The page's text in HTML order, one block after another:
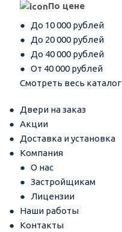
По цене
До 10 000 рублей
До 20 000 рублей
До 40 000 рублей
От 40 000 рублей
Смотреть весь каталог
Двери на заказ
Акции
Доставка и установка
Компания
О нас
Застройщикам
Лицензии
Наши работы
Контакты